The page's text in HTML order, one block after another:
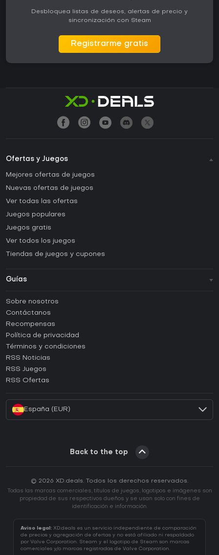
Desbloquea listas de deseos, alertas de precio y
sincronización con Steam
Registrarme gratis
Ofertas y Juegos
Mejores ofertas de juegos
Nuevas ofertas de juegos
Ver todas las ofertas
Juegos populares
Juegos gratis
Ver todos los juegos
Tiendas de juegos y cupones
Guías
Guías y tutoriales
¿Cómo activar una CD Key de Steam?
¿Cómo activar una CD Key de Epic Games?
¿Cómo activar una CD Key de GOG?
¿Cómo activar una CD Key de Ubisoft Connect?
Sobre nosotros
Contáctanos
Recompensas
Política de privacidad
Términos y condiciones
RSS Noticias
RSS Juegos
RSS Ofertas
España (EUR)
Back to the top
© 2026 XD.deals. Todos los derechos reservados.
Todas las marcas comerciales, títulos de juegos, logotipos e imágenes son
propiedad de sus respectivos dueños y se usan solo con fines de
identificación e información.
Aviso legal: XD.deals es un servicio independiente de comparación
de precios y agregación de ofertas y no está afiliado ni respaldado
por Valve Corporation. Steam y el logotipo de Steam son marcas
comerciales y/o marcas registradas de Valve Corporation.